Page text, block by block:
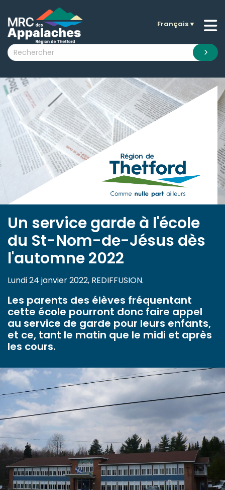
submenu (La MRC )
submenu (Citoyens )
submenu (Visiteurs )
submenu (Nouvelles )
submenu (Documentation )
Français▼
Un service garde à l'école
du St-Nom-de-Jésus dès
l'automne 2022
Lundi 24 janvier 2022, REDIFFUSION.
Les parents des élèves fréquentant
cette école pourront donc faire appel
au service de garde pour leurs enfants,
et ce, tant le matin que le midi et après
les cours.